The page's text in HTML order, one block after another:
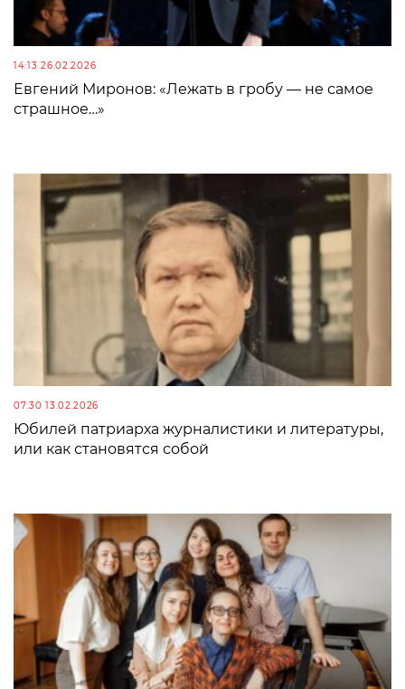
14:13 26.02.2026
Евгений Миронов: «Лежать в гробу — не самое
страшное…»
07:30 13.02.2026
Юбилей патриарха журналистики и литературы,
или как становятся собой